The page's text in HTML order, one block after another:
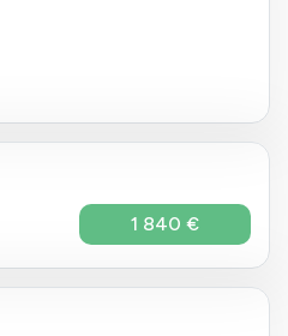
1 840 €